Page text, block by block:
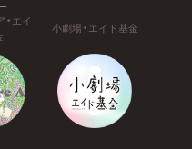
エイ
小劇場・エイド基金